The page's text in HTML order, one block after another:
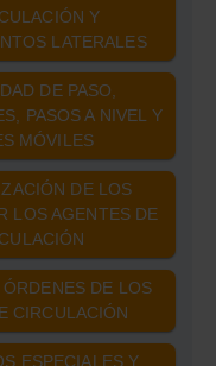
Y
LATERALES
DE PASO,
PASOS A NIVEL Y
MÓVILES
DE LOS
LOS AGENTES DE
DE LOS
CIRCULACIÓN
ESPECIALES Y